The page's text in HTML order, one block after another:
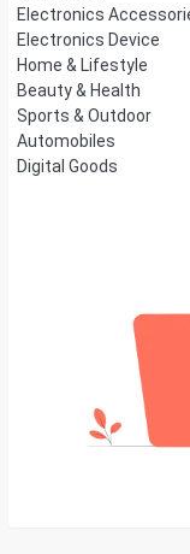
Electronics
Electronics Device
Home & Lifestyle
Beauty & Health
Sports & Outdoor
Automobiles
Digital Goods